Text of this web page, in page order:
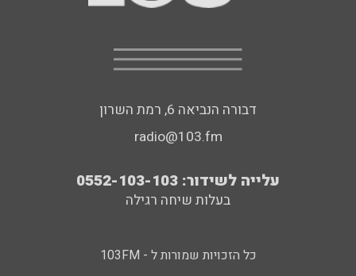
דבורה הנביאה 6, רמת השרון
radio@103.fm
עלייה לשידור: 0552-103-103
בעלות שיחה רגילה
כל הזכויות שמורות ל - 103FM